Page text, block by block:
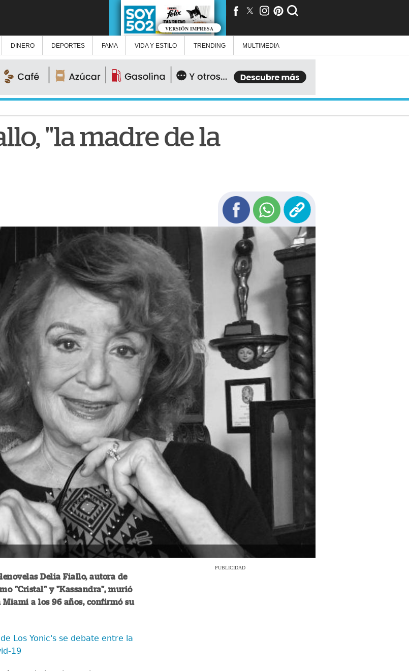
VERSIÓN IMPRESA
DINERO DEPORTES FAMA VIDA Y ESTILO TRENDING MULTIMEDIA
"la madre de la
Delia Fiallo, autora de
"Cristal" y "Kassandra", murió
Miami a los 96 años, confirmó su
Los Yonic's se debate entre la
19
PUBLICIDAD